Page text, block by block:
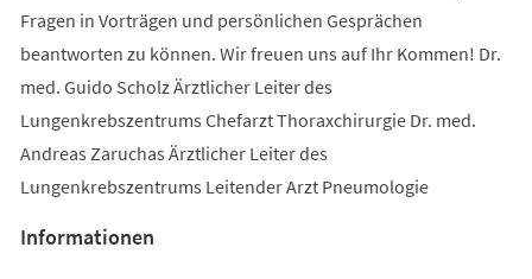
Fragen in Vorträgen und persönlichen Gesprächen
beantworten zu können. Wir freuen uns auf Ihr Kommen! Dr.
med. Guido Scholz Ärztlicher Leiter des
Lungenkrebszentrums Chefarzt Thoraxchirurgie Dr. med.
Andreas Zaruchas Ärztlicher Leiter des
Lungenkrebszentrums Leitender Arzt Pneumologie
Informationen